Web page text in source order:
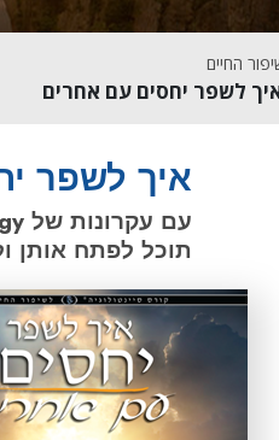
החיים
לשפר יחסים עם אחרים
איך לשפר
תוכל לפתח אותן